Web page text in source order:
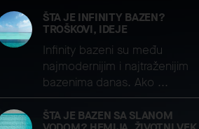
ŠTA JE INFINITY BAZEN?
TROŠKOVI, IDEJE
Infinity bazeni su među
najmodernijim i najtraženijim
bazenima danas. Ako ...
ŠTA JE BAZEN SA SLANOM